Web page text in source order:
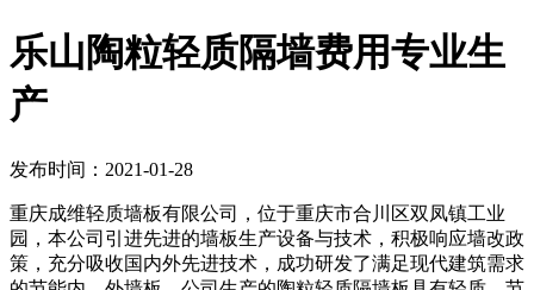
乐山陶粒轻质隔墙费用专业生
产
发布时间：2021-01-28
重庆成维轻质墙板有限公司，位于重庆市合川区双凤镇工业
园，本公司引进先进的墙板生产设备与技术，积极响应墙改政
策，充分吸收国内外先进技术，成功研发了满足现代建筑需求